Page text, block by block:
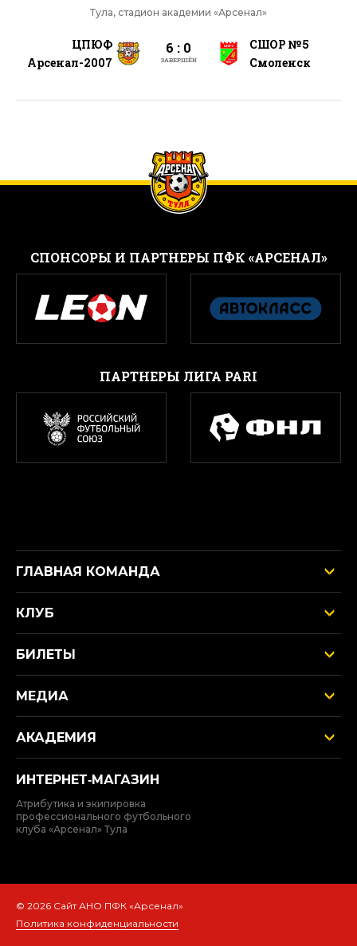
Тула, стадион академии «Арсенал»
ЦПЮФ
Арсенал-2007
6 : 0
ЗАВЕРШЁН
СШОР №5
Смоленск
CПОНСОРЫ И ПАРТНЕРЫ ПФК «АРСЕНАЛ»
ПАРТНЕРЫ ЛИГА PARI
ГЛАВНАЯ КОМАНДА
КЛУБ
БИЛЕТЫ
МЕДИА
АКАДЕМИЯ
ИНТЕРНЕТ‑МАГАЗИН
Атрибутика и экипировка
профессионального футбольного
клуба «Арсенал» Тула
© 2026 Сайт АНО ПФК «Арсенал»
Политика конфиденциальности